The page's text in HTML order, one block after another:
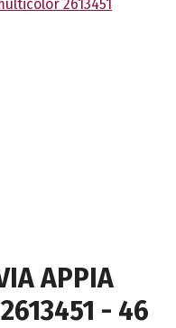
APPIA
- 46